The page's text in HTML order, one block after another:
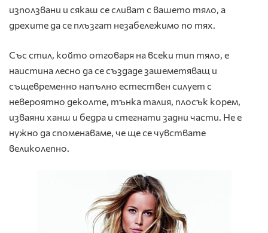
използвани и сякаш се сливат с вашето тяло, а
дрехите да се плъзгат незабележимо по тях.
Със стил, който отговаря на всеки тип тяло, е
наистина лесно да се създаде зашеметяващ и
същевременно напълно естествен силует с
невероятно деколте, тънка талия, плосък корем,
изваяни ханш и бедра и стегнати задни части. Не е
нужно да споменаваме, че ще се чувствате
великолепно.